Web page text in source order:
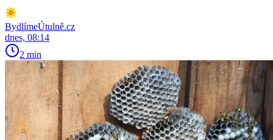
BydlímeÚtulně.cz
dnes, 08:14
2 min